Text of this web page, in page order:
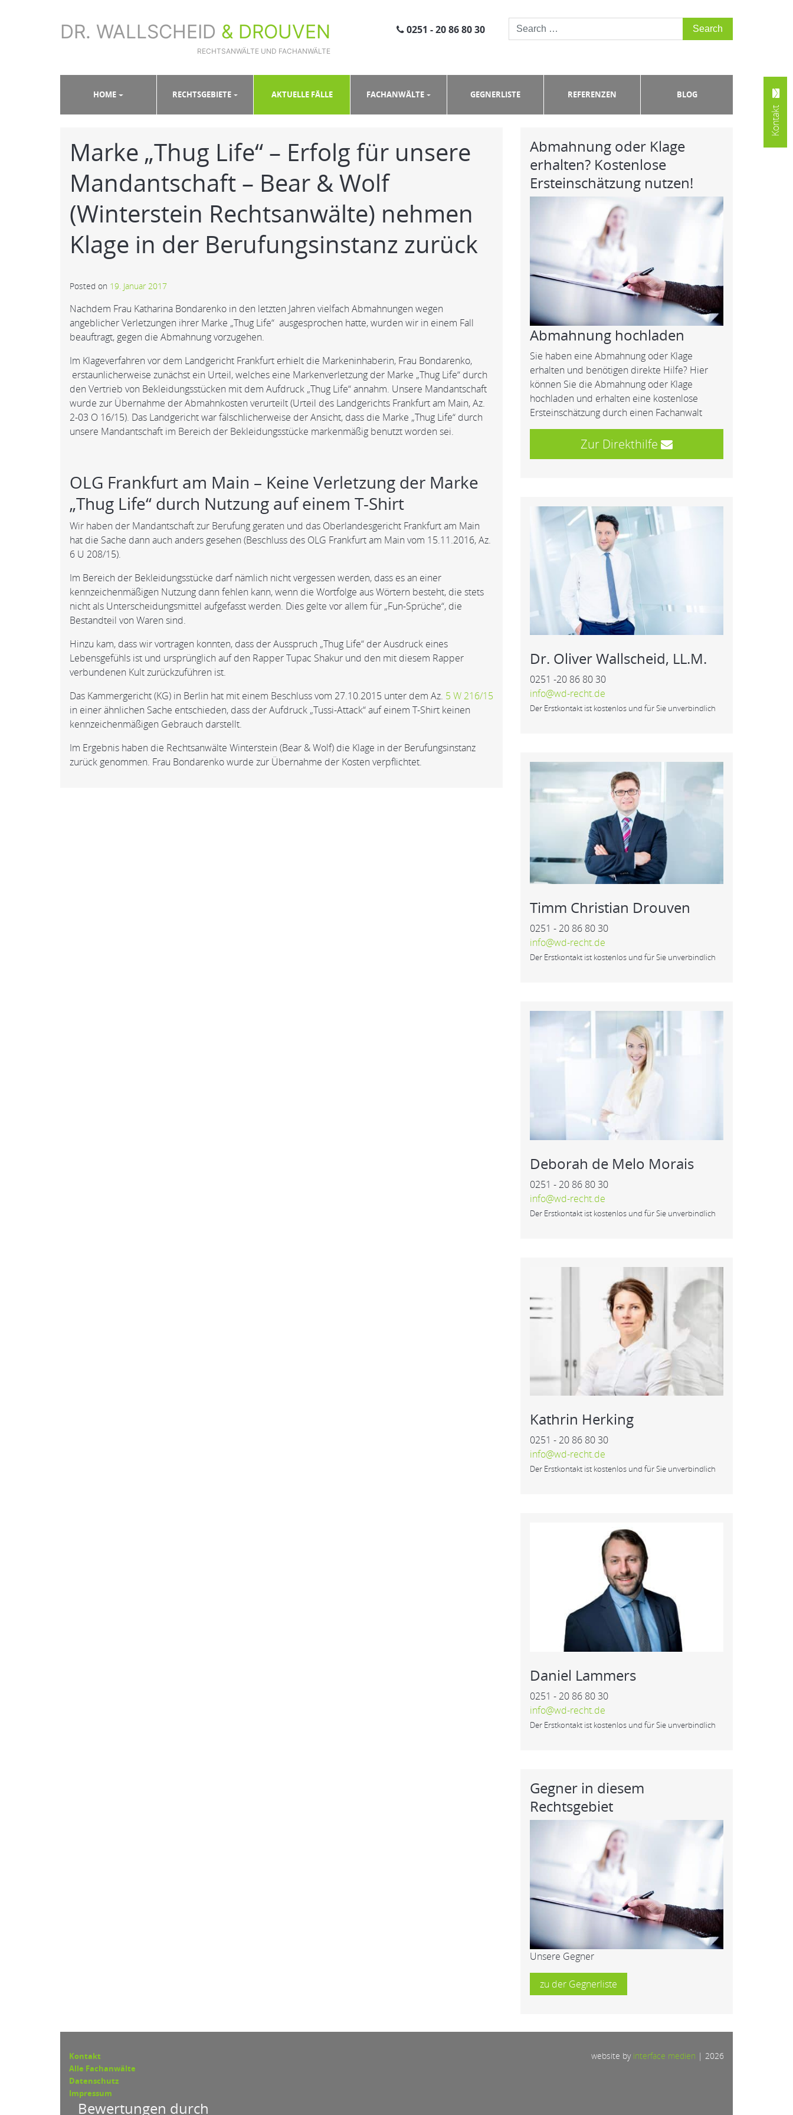
DR. WALLSCHEID & DROUVEN
RECHTSANWÄLTE UND FACHANWÄLTE
0251 - 20 86 80 30
HOME RECHTSGEBIETE AKTUELLE FÄLLE FACHANWÄLTE GEGNERLISTE REFERENZEN BLOG
Marke „Thug Life“ – Erfolg für unsere
Mandantschaft – Bear & Wolf
(Winterstein Rechtsanwälte) nehmen
Klage in der Berufungsinstanz zurück
Posted on 19. Januar 2017
Nachdem Frau Katharina Bondarenko in den letzten Jahren vielfach Abmahnungen wegen
angeblicher Verletzungen ihrer Marke „Thug Life“ ausgesprochen hatte, wurden wir in einem Fall
beauftragt, gegen die Abmahnung vorzugehen.
Im Klageverfahren vor dem Landgericht Frankfurt erhielt die Markeninhaberin, Frau Bondarenko,
erstaunlicherweise zunächst ein Urteil, welches eine Markenverletzung der Marke „Thug Life“ durch
den Vertrieb von Bekleidungsstücken mit dem Aufdruck „Thug Life“ annahm. Unsere Mandantschaft
wurde zur Übernahme der Abmahnkosten verurteilt (Urteil des Landgerichts Frankfurt am Main, Az.
2-03 O 16/15). Das Landgericht war fälschlicherweise der Ansicht, dass die Marke „Thug Life“ durch
unsere Mandantschaft im Bereich der Bekleidungsstücke markenmäßig benutzt worden sei.
OLG Frankfurt am Main – Keine Verletzung der Marke
„Thug Life“ durch Nutzung auf einem T-Shirt
Wir haben der Mandantschaft zur Berufung geraten und das Oberlandesgericht Frankfurt am Main
hat die Sache dann auch anders gesehen (Beschluss des OLG Frankfurt am Main vom 15.11.2016, Az.
6 U 208/15).
Im Bereich der Bekleidungsstücke darf nämlich nicht vergessen werden, dass es an einer
kennzeichenmäßigen Nutzung dann fehlen kann, wenn die Wortfolge aus Wörtern besteht, die stets
nicht als Unterscheidungsmittel aufgefasst werden. Dies gelte vor allem für „Fun-Sprüche“, die
Bestandteil von Waren sind.
Hinzu kam, dass wir vortragen konnten, dass der Ausspruch „Thug Life“ der Ausdruck eines
Lebensgefühls ist und ursprünglich auf den Rapper Tupac Shakur und den mit diesem Rapper
verbundenen Kult zurückzuführen ist.
Das Kammergericht (KG) in Berlin hat mit einem Beschluss vom 27.10.2015 unter dem Az. 5 W 216/15
in einer ähnlichen Sache entschieden, dass der Aufdruck „Tussi-Attack“ auf einem T-Shirt keinen
kennzeichenmäßigen Gebrauch darstellt.
Im Ergebnis haben die Rechtsanwälte Winterstein (Bear & Wolf) die Klage in der Berufungsinstanz
zurück genommen. Frau Bondarenko wurde zur Übernahme der Kosten verpflichtet.
Abmahnung oder Klage
erhalten? Kostenlose
Ersteinschätzung nutzen!
Abmahnung hochladen
Sie haben eine Abmahnung oder Klage
erhalten und benötigen direkte Hilfe? Hier
können Sie die Abmahnung oder Klage
hochladen und erhalten eine kostenlose
Ersteinschätzung durch einen Fachanwalt
Zur Direkthilfe
Dr. Oliver Wallscheid, LL.M.
0251 -20 86 80 30
info@wd-recht.de
Der Erstkontakt ist kostenlos und für Sie unverbindlich
Timm Christian Drouven
0251 - 20 86 80 30
info@wd-recht.de
Der Erstkontakt ist kostenlos und für Sie unverbindlich
Deborah de Melo Morais
0251 - 20 86 80 30
info@wd-recht.de
Der Erstkontakt ist kostenlos und für Sie unverbindlich
Kathrin Herking
0251 - 20 86 80 30
info@wd-recht.de
Der Erstkontakt ist kostenlos und für Sie unverbindlich
Daniel Lammers
0251 - 20 86 80 30
info@wd-recht.de
Der Erstkontakt ist kostenlos und für Sie unverbindlich
Gegner in diesem
Rechtsgebiet
Unsere Gegner
zu der Gegnerliste
Kontakt
Alle Fachanwälte
Datenschutz
Impressum
Bewertungen durch
website by interface medien | 2026
Kontakt